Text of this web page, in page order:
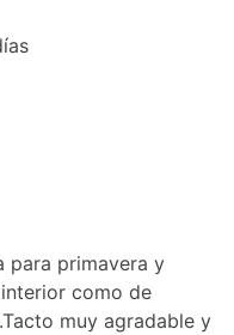
para primavera y
como de
muy agradable y